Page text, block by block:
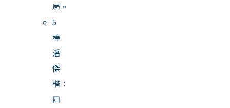
局。
5
棒
潘
傑
楷：
四